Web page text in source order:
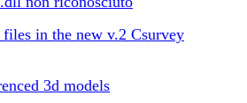
in the new v.2 Csurvey
3d models